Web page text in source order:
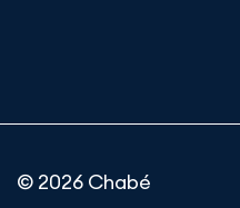
© 2026 Chabé